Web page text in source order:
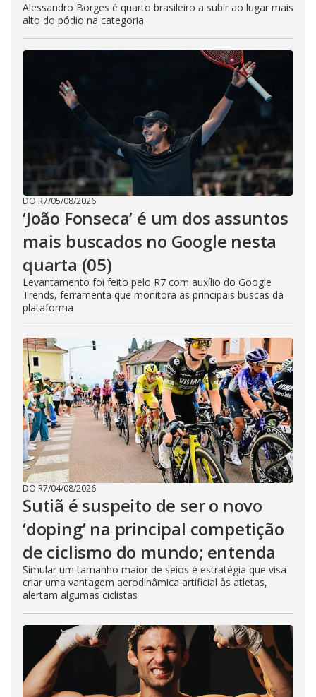
Alessandro Borges é quarto brasileiro a subir ao lugar mais
alto do pódio na categoria
DO R7/05/08/2026
‘João Fonseca’ é um dos assuntos
mais buscados no Google nesta
quarta (05)
Levantamento foi feito pelo R7 com auxílio do Google
Trends, ferramenta que monitora as principais buscas da
plataforma
DO R7/04/08/2026
Sutiã é suspeito de ser o novo
‘doping’ na principal competição
de ciclismo do mundo; entenda
Simular um tamanho maior de seios é estratégia que visa
criar uma vantagem aerodinâmica artificial às atletas,
alertam algumas ciclistas